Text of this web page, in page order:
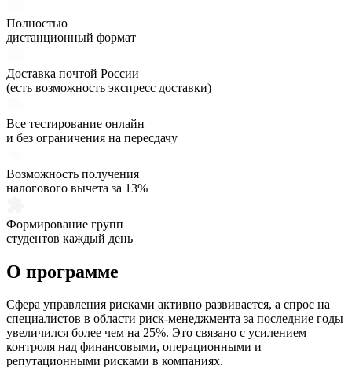
Полностью
дистанционный формат
Доставка почтой России
(есть возможность экспресс доставки)
Все тестирование онлайн
и без ограничения на пересдачу
Возможность получения
налогового вычета за 13%
Формирование групп
студентов каждый день
О программе
Сфера управления рисками активно развивается, а спрос на
специалистов в области риск-менеджмента за последние годы
увеличился более чем на 25%. Это связано с усилением
контроля над финансовыми, операционными и
репутационными рисками в компаниях.